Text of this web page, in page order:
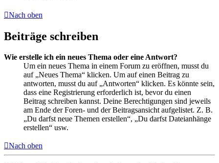
Nach oben
Beiträge schreiben
Wie erstelle ich ein neues Thema oder eine Antwort?
Um ein neues Thema in einem Forum zu eröffnen, musst du
auf „Neues Thema“ klicken. Um auf einen Beitrag zu
antworten, musst du auf „Antworten“ klicken. Es könnte sein,
dass eine Registrierung erforderlich ist, bevor du einen
Beitrag schreiben kannst. Deine Berechtigungen sind jeweils
am Ende der Foren- und der Beitragsansicht aufgelistet. Z. B.
„Du darfst neue Themen erstellen“, „Du darfst Dateianhänge
erstellen“ usw.
Nach oben